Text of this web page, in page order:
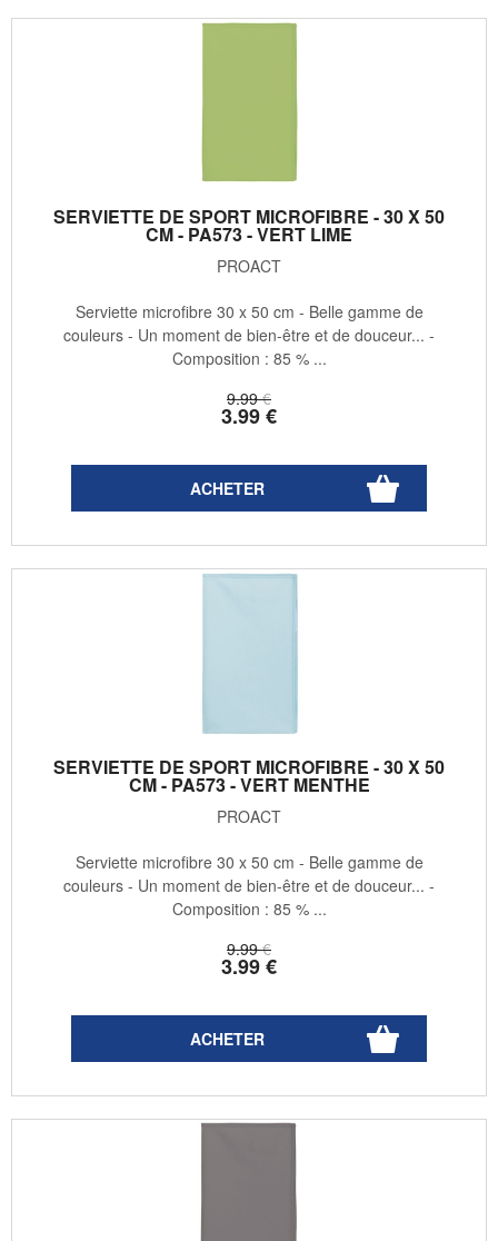
SERVIETTE DE SPORT MICROFIBRE - 30 X 50
CM - PA573 - VERT LIME
PROACT
9.99 €
3.99€
Serviette microfibre 30 x 50 cm - Belle gamme de
couleurs - Un moment de bien-être et de douceur... -
Composition : 85 % ...
SERVIETTE DE SPORT MICROFIBRE - 30 X 50
CM - PA573 - VERT MENTHE
PROACT
9.99 €
3.99€
Serviette microfibre 30 x 50 cm - Belle gamme de
couleurs - Un moment de bien-être et de douceur... -
Composition : 85 % ...